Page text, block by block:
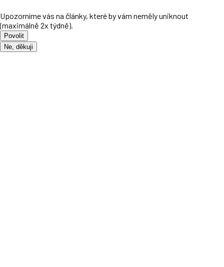
Upozorníme vás na články, které by vám neměly uniknout
(maximálně 2x týdně).
Povolit
Ne, děkuji